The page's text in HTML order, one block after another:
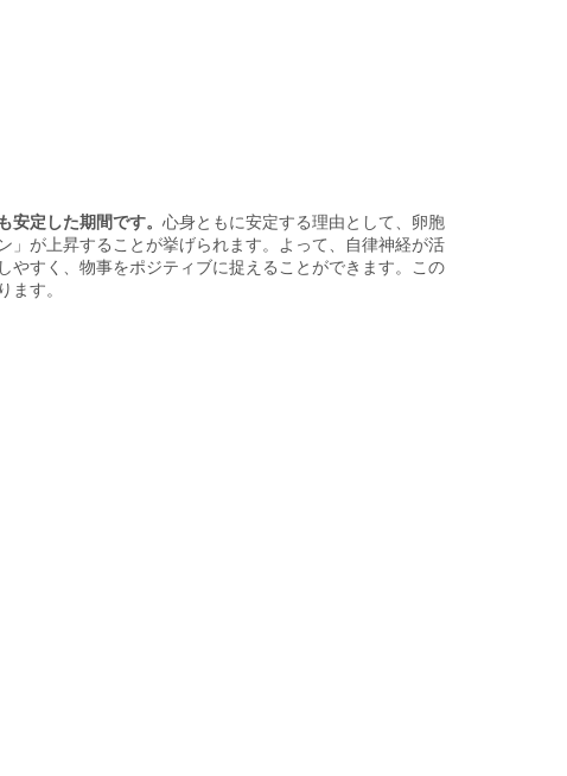
安定した期間です。 心身ともに安定する理由として、卵胞
が上昇することが挙げられます。よって、自律神経が活
すく、物事をポジティブに捉えることができます。この
ます。